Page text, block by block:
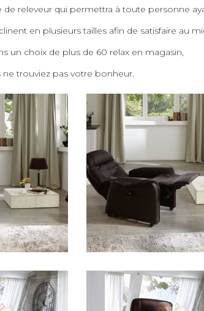
de releveur qui permettra à toute personne
en plusieurs tailles afin de satisfaire au
un choix de plus de 60 relax en magasin,
trouviez pas votre bonheur.